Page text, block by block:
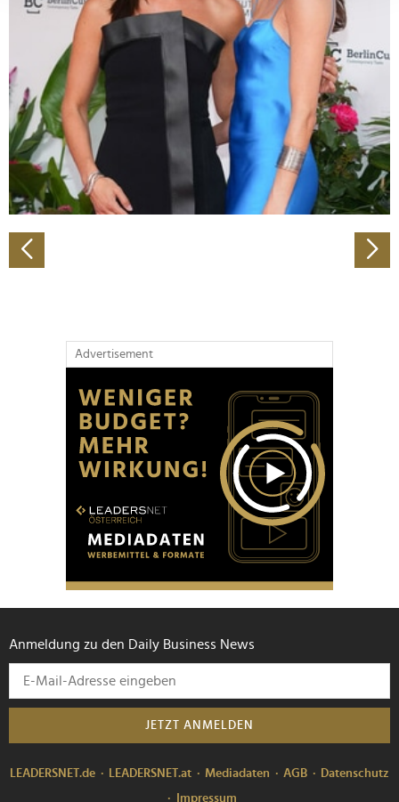
Abschnitt Einzelheitenfest.
Wir verwenden Cookies, um Inhalte und Anzeigen zu
personalisieren, Funktionen für soziale Medien anbieten
zu können und die Zugriffe auf unsere Website zu
analysieren. Außerdem geben wir Informationen zu Ihrer
Verwendung unserer Website an unsere Partner für
soziale Medien, Werbung und Analysen weiter. Unsere
Partner führen diese Informationen möglicherweise mit
weiteren Daten zusammen, die Sie ihnen bereitgestellt
gesammelt haben.
Advertisement
Anmeldung zu den Daily Business News
JETZT ANMELDEN
LEADERSNET.de LEADERSNET.at Mediadaten AGB
Datenschutz
Impressum